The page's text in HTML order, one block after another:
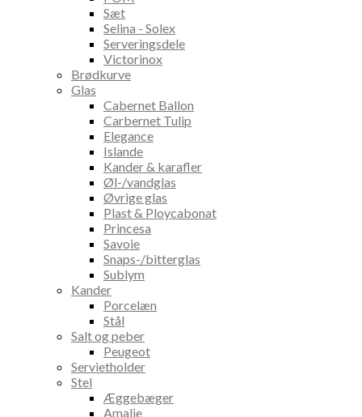
Sæt
Selina - Solex
Serveringsdele
Victorinox
Brødkurve
Glas
Cabernet Ballon
Carbernet Tulip
Elegance
Islande
Kander & karafler
Øl-/vandglas
Øvrige glas
Plast & Ploycabonat
Princesa
Savoie
Snaps-/bitterglas
Sublym
Kander
Porcelæn
Stål
Salt og peber
Peugeot
Servietholder
Stel
Æggebæger
Amalie